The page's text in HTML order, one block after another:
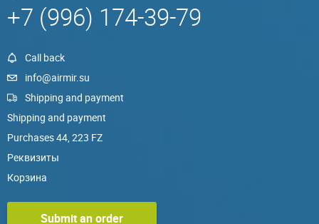
+7 (996) 174-39-79
Call back
info@airmir.su
Shipping and payment
Shipping and payment
Purchases 44, 223 FZ
Реквизиты
Корзина
Submit an order